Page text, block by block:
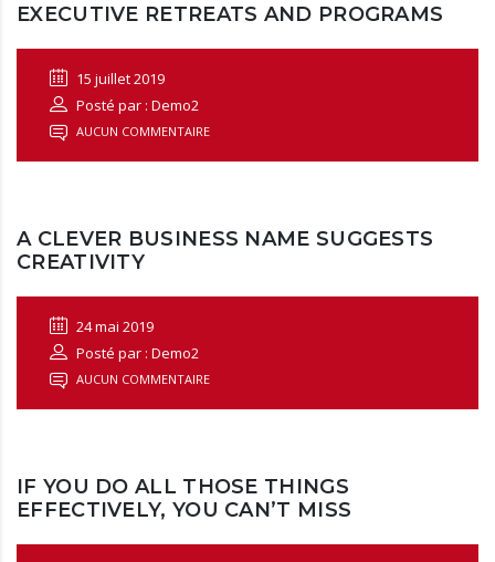
EXECUTIVE RETREATS AND PROGRAMS
15 juillet 2019
Posté par : Demo2
AUCUN COMMENTAIRE
A CLEVER BUSINESS NAME SUGGESTS
CREATIVITY
24 mai 2019
Posté par : Demo2
AUCUN COMMENTAIRE
IF YOU DO ALL THOSE THINGS
EFFECTIVELY, YOU CAN’T MISS